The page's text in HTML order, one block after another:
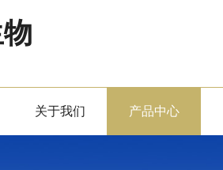
关于我们 产品中心